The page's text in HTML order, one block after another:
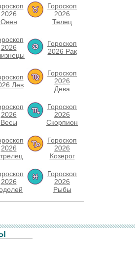
2026
Овен
Гороскоп
2026
Телец
2026
Гороскоп
2026 Рак
Лев
Гороскоп
2026
Дева
2026
Весы
Гороскоп
2026
Скорпион
2026
Гороскоп
2026
Козерог
2026
Гороскоп
2026
Рыбы